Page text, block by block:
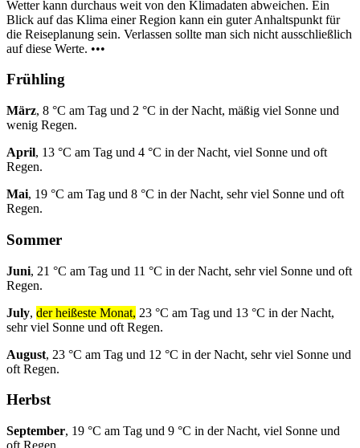
Wetter kann durchaus weit von den Klimadaten abweichen. Ein
Blick auf das Klima einer Region kann ein guter Anhaltspunkt für
die Reiseplanung sein. Verlassen sollte man sich nicht ausschließlich
auf diese Werte. •••
Frühling
März, 8 °C am Tag und 2 °C in der Nacht, mäßig viel Sonne und
wenig Regen.
April, 13 °C am Tag und 4 °C in der Nacht, viel Sonne und oft
Regen.
Mai, 19 °C am Tag und 8 °C in der Nacht, sehr viel Sonne und oft
Regen.
Sommer
Juni, 21 °C am Tag und 11 °C in der Nacht, sehr viel Sonne und oft
Regen.
July, der heißeste Monat, 23 °C am Tag und 13 °C in der Nacht,
sehr viel Sonne und oft Regen.
August, 23 °C am Tag und 12 °C in der Nacht, sehr viel Sonne und
oft Regen.
Herbst
September, 19 °C am Tag und 9 °C in der Nacht, viel Sonne und
oft Regen.